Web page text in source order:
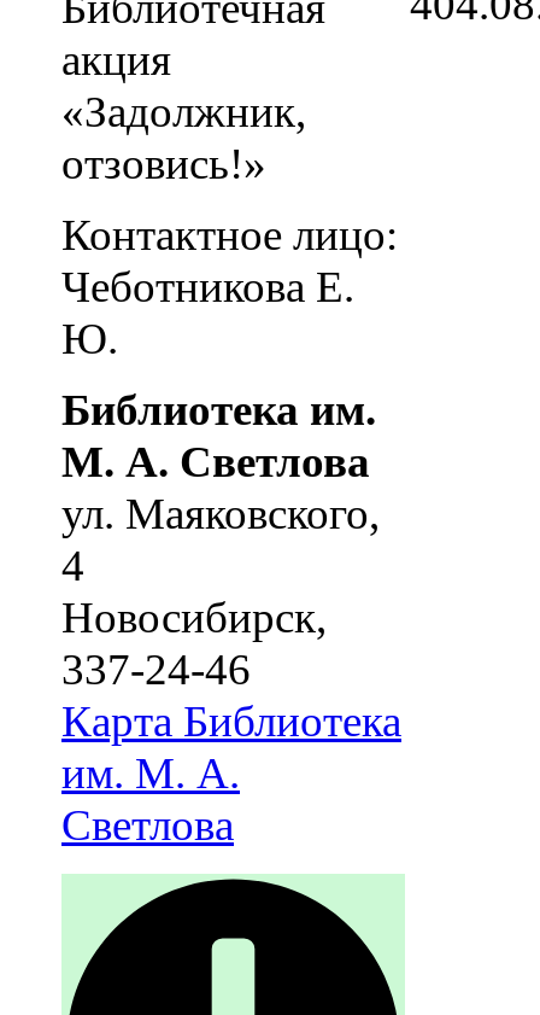
акция
«Задолжник,
отзовись!»
Контактное лицо:
Чеботникова Е.
Ю.
Библиотека им.
М. А. Светлова
ул. Маяковского,
4
Новосибирск,
337-24-46
Карта Библиотека
им. М. А.
Светлова